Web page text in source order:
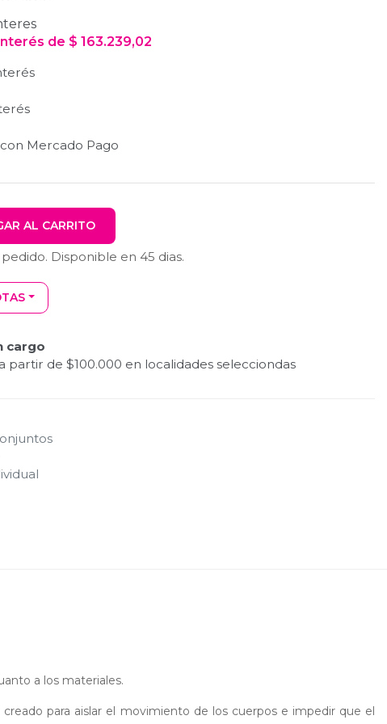
de $ 163.239,02
Mercado Pago
AL CARRITO
Disponible en 45 dias.
cargo
partir de $100.000 en localidades selecciondas
a los materiales.
para aislar el movimiento de los cuerpos e impedir que el